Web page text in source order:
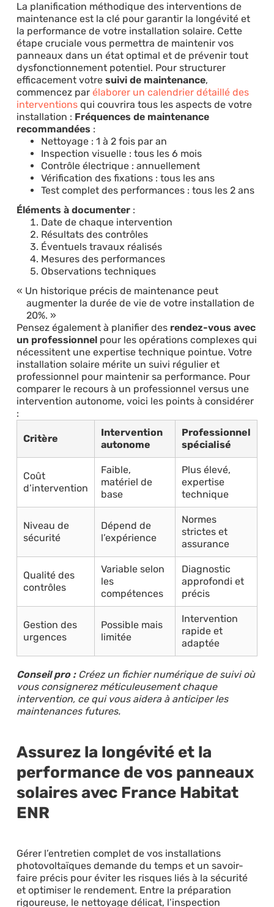
La planification méthodique des interventions de
maintenance est la clé pour garantir la longévité et
la performance de votre installation solaire. Cette
étape cruciale vous permettra de maintenir vos
panneaux dans un état optimal et de prévenir tout
dysfonctionnement potentiel. Pour structurer
efficacement votre suivi de maintenance,
commencez par élaborer un calendrier détaillé des
interventionsqui couvrira tous les aspects de votre
installation : Fréquences de maintenance
recommandées :
Nettoyage : 1 à 2 fois par an
Inspection visuelle : tous les 6 mois
Contrôle électrique : annuellement
Vérification des fixations : tous les ans
Test complet des performances : tous les 2 ans
Éléments à documenter:
Date de chaque intervention
Résultats des contrôles
Éventuels travaux réalisés
Mesures des performances
Observations techniques
Un historique précis de maintenance peut
augmenter la durée de vie de votre installation de
20%.
Pensez également à planifier des rendez-vous avec
un professionnelpour les opérations complexes qui
nécessitent une expertise technique pointue. Votre
installation solaire mérite un suivi régulier et
professionnel pour maintenir sa performance. Pour
comparer le recours à un professionnel versus une
intervention autonome, voici les points à considérer
:
Critère
Intervention
autonome
Professionnel
spécialisé
Coût
d’intervention
Faible,
matériel de
base
Plus élevé,
expertise
technique
Niveau de
sécurité
Dépend de
l’expérience
Normes
strictes et
assurance
Qualité des
contrôles
Variable selon
les
compétences
Diagnostic
approfondi et
précis
Gestion des
urgences
Possible mais
limitée
Intervention
rapide et
adaptée
Conseil pro : Créez un fichier numérique de suivi où
vous consignerez méticuleusement chaque
intervention, ce qui vous aidera à anticiper les
maintenances futures.
Assurez la longévité et la
performance de vos panneaux
solaires avec France Habitat
ENR
Gérer l’entretien complet de vos installations
photovoltaïques demande du temps et un savoir-
faire précis pour éviter les risques liés à la sécurité
et optimiser le rendement. Entre la préparation
rigoureuse, le nettoyage délicat, l’inspection